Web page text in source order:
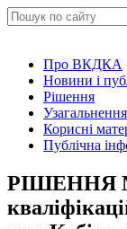
Про ВКДКА
Новини і
Рішення
Корисні
Публічна
РІШЕННЯ